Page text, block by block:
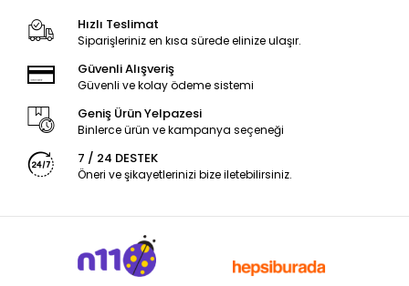
Hızlı Teslimat
Siparişleriniz en kısa sürede elinize ulaşır.
Güvenli Alışveriş
Güvenli ve kolay ödeme sistemi
Geniş Ürün Yelpazesi
Binlerce ürün ve kampanya seçeneği
7 / 24 DESTEK
Öneri ve şikayetlerinizi bize iletebilirsiniz.